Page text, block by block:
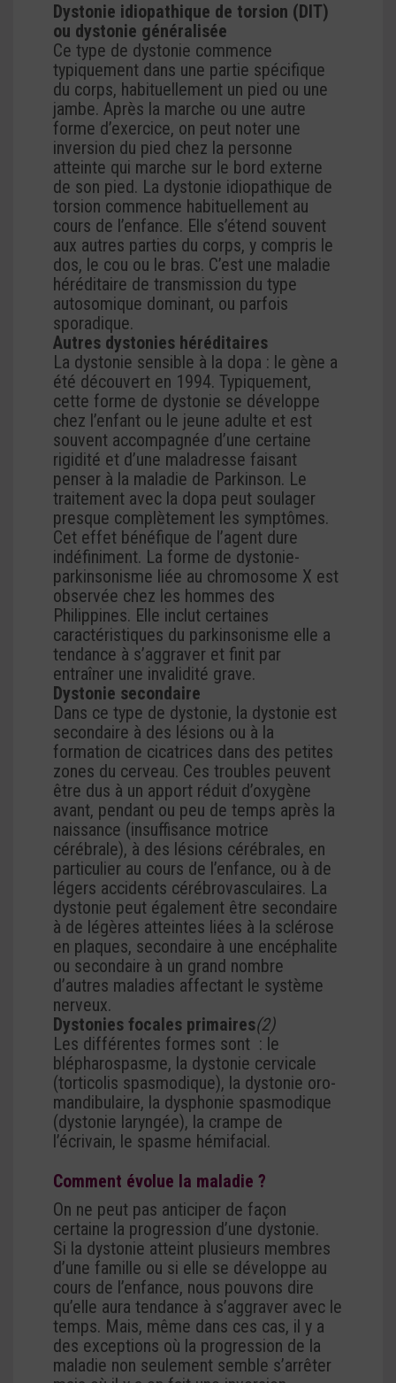
Dystonie idiopathique de torsion (DIT)
ou dystonie généralisée
Ce type de dystonie commence
typiquement dans une partie spécifique
du corps, habituellement un pied ou une
jambe. Après la marche ou une autre
forme d’exercice, on peut noter une
inversion du pied chez la personne
atteinte qui marche sur le bord externe
de son pied. La dystonie idiopathique de
torsion commence habituellement au
cours de l’enfance. Elle s’étend souvent
aux autres parties du corps, y compris le
dos, le cou ou le bras. C’est une maladie
héréditaire de transmission du type
autosomique dominant, ou parfois
sporadique.
Autres dystonies héréditaires
La dystonie sensible à la dopa : le gène a
été découvert en 1994. Typiquement,
cette forme de dystonie se développe
chez l’enfant ou le jeune adulte et est
souvent accompagnée d’une certaine
rigidité et d’une maladresse faisant
penser à la maladie de Parkinson. Le
traitement avec la dopa peut soulager
presque complètement les symptômes.
Cet effet bénéfique de l’agent dure
indéfiniment. La forme de dystonie-
parkinsonisme liée au chromosome X est
observée chez les hommes des
Philippines. Elle inclut certaines
caractéristiques du parkinsonisme elle a
tendance à s’aggraver et finit par
entraîner une invalidité grave.
Dystonie secondaire
Dans ce type de dystonie, la dystonie est
secondaire à des lésions ou à la
formation de cicatrices dans des petites
zones du cerveau. Ces troubles peuvent
être dus à un apport réduit d’oxygène
avant, pendant ou peu de temps après la
naissance (insuffisance motrice
cérébrale), à des lésions cérébrales, en
particulier au cours de l’enfance, ou à de
légers accidents cérébrovasculaires. La
dystonie peut également être secondaire
à de légères atteintes liées à la sclérose
en plaques, secondaire à une encéphalite
ou secondaire à un grand nombre
d’autres maladies affectant le système
nerveux.
Dystonies focales primaires(2)
Les différentes formes sont : le
blépharospasme, la dystonie cervicale
(torticolis spasmodique), la dystonie oro-
mandibulaire, la dysphonie spasmodique
(dystonie laryngée), la crampe de
l’écrivain, le spasme hémifacial.
Comment évolue la maladie ?
On ne peut pas anticiper de façon
certaine la progression d’une dystonie.
Si la dystonie atteint plusieurs membres
d’une famille ou si elle se développe au
cours de l’enfance, nous pouvons dire
qu’elle aura tendance à s’aggraver avec le
temps. Mais, même dans ces cas, il y a
des exceptions où la progression de la
maladie non seulement semble s’arrêter